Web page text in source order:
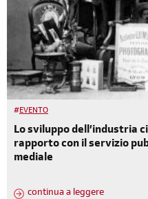
#EVENTO
Lo sviluppo dell’industria
rapporto con il servizio
mediale
continua a leggere